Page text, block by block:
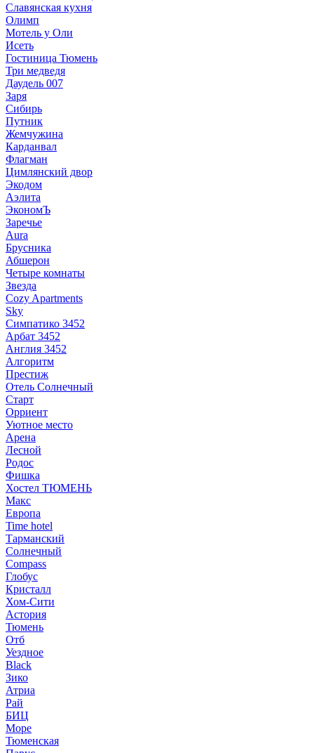
Славянская кухня
Олимп
Мотель у Оли
Исеть
Гостиница Тюмень
Три медведя
Даудель 007
Заря
Сибирь
Путник
Жемчужина
Карданвал
Флагман
Цимлянский двор
Экодом
Аэлита
ЭкономЪ
Заречье
Aura
Брусника
Абшерон
Четыре комнаты
Звезда
Cozy Apartments
Sky
Симпатико 3452
Арбат 3452
Англия 3452
Алгоритм
Престиж
Отель Солнечный
Старт
Орриент
Уютное место
Арена
Лесной
Родос
Фишка
Хостел ТЮМЕНЬ
Макс
Европа
Time hotel
Тарманский
Солнечный
Compass
Глобус
Кристалл
Хом-Сити
Астория
Тюмень
Отб
Уездное
Black
Зико
Атриа
Рай
БИЦ
Море
Тюменская